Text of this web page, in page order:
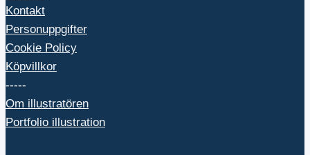
Kontakt
Personuppgifter
Cookie Policy
Köpvillkor
-----
Om illustratören
Portfolio illustration